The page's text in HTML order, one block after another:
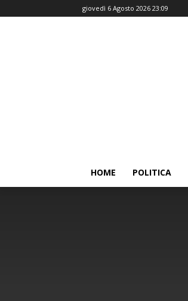
giovedì 6 Agosto 2026 23:09
HOME POLITICA